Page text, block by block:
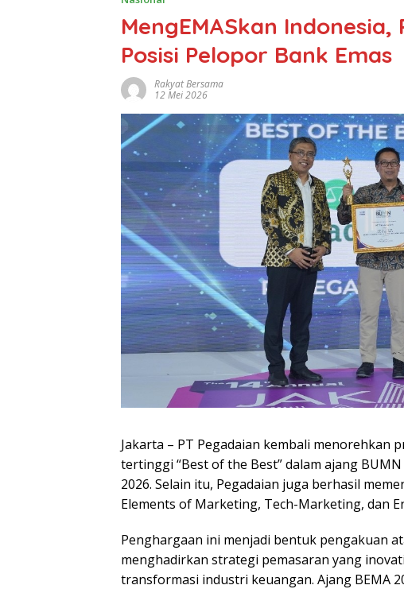
MengEMASkan
Posisi Pelopor Bank Emas
Rakyat Bersama
12 Mei 2026
Jakarta – PT Pegadaian kembali menorehkan
tertinggi “Best of the Best” dalam ajang
2026. Selain itu, Pegadaian juga berhasil
Elements of Marketing, Tech-Marketing, dan
Penghargaan ini menjadi bentuk pengakuan
menghadirkan strategi pemasaran yang
transformasi industri keuangan. Ajang BEMA